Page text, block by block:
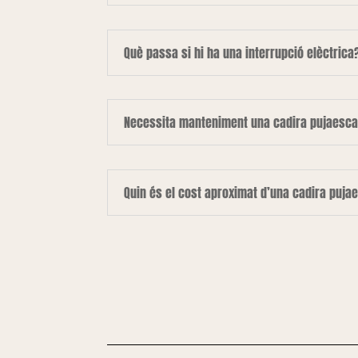
Què passa si hi ha una interrupció
Necessita manteniment una cadira
Quin és el cost aproximat d’una cadira